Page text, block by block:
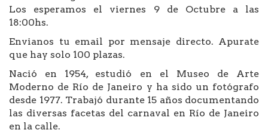
Los esperamos el viernes 9 de Octubre a las
18:00hs.
Envianos tu email por mensaje directo. Apurate
que hay solo 100 plazas.
Nació en 1954, estudió en el Museo de Arte
Moderno de Río de Janeiro y ha sido un fotógrafo
desde 1977. Trabajó durante 15 años documentando
las diversas facetas del carnaval en Río de Janeiro
en la calle.